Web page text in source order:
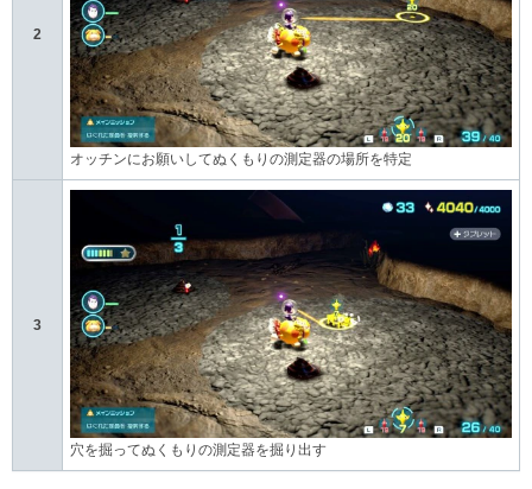
2
オッチンにお願いしてぬくもりの測定器の場所を特定
3
穴を掘ってぬくもりの測定器を掘り出す